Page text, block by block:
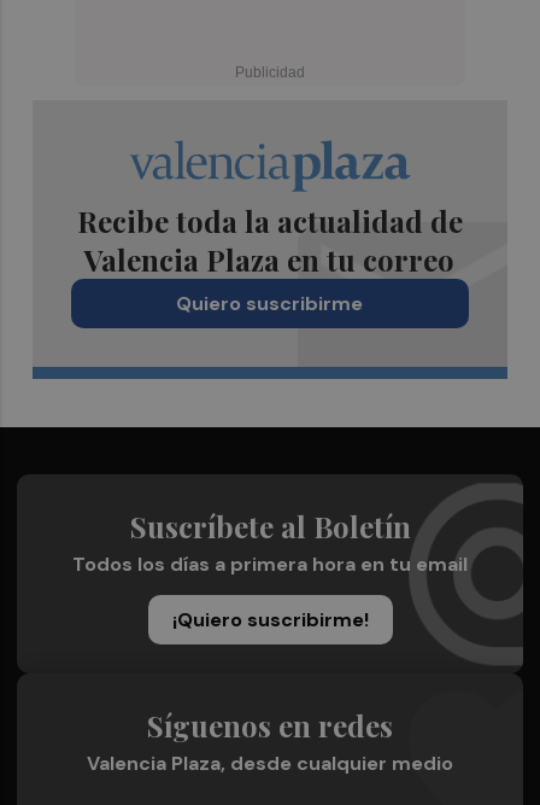
Recibe toda la actualidad de
Valencia Plaza en tu correo
Quiero suscribirme
Suscríbete al Boletín
Todos los días a primera hora en tu email
¡Quiero suscribirme!
Síguenos en redes
Valencia Plaza, desde cualquier medio